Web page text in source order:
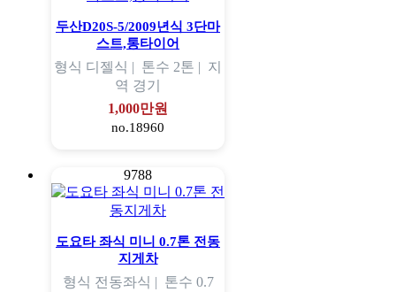
두산D20S-5/2009년식 3단마
스트,통타이어
형식 디젤식 | 톤수 2톤 | 지
역 경기
1,000만원
no.18960
9788
도요타 좌식 미니 0.7톤 전동
지게차
형식 전동좌식 | 톤수 0.7